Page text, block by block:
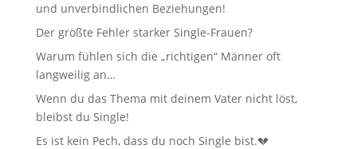
und unverbindlichen Beziehungen!
Der größte Fehler starker Single-Frauen?
Warum fühlen sich die „richtigen“ Männer oft
langweilig an…
Wenn du das Thema mit deinem Vater nicht löst,
bleibst du Single!
Es ist kein Pech, dass du noch Single bist.💔